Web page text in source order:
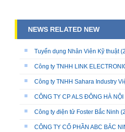
NEWS RELATED NEW
Tuyển dụng Nhân Viên Kỹ thuật
Công ty TNHH LINK
Công ty TNHH Sahara Industry
CÔNG TY CP ALS ĐÔNG HÀ
Công ty điện tử Foster Bắc Ninh
CÔNG TY CỔ PHẦN ABC BẮC